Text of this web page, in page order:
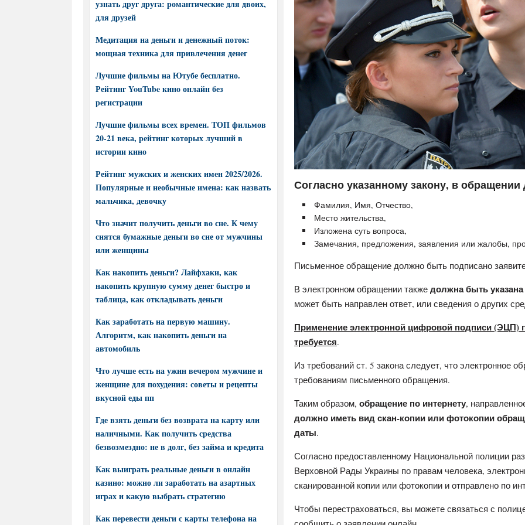
Согласно указанному закону, в
Фамилия, Имя, Отчество,
Место жительства,
Изложена суть вопроса,
Замечания, предложения, заявления или жалобы,
Письменное обращение должно быть подписано
В электронном обращении также должна быть
может быть направлен ответ, или сведения о других
Применение электронной цифровой подписи (ЭЦП)
требуется.
Из требований ст. 5 закона следует, что электронное
требованиям письменного обращения.
Таким образом, обращение по интернету,
должно иметь вид скан-копии или фотокопии
даты.
Согласно предоставленному Национальной полиции
Верховной Рады Украины по правам человека,
сканированной копии или фотокопии и отправлено по
Чтобы перестраховаться, вы можете связаться с
узнать друг друга: романтические для двоих,
для друзей
Медитация на деньги и денежный поток:
мощная техника для привлечения денег
Лучшие фильмы на Ютубе бесплатно.
Рейтинг YouTube кино онлайн без
регистрации
Лучшие фильмы всех времен. ТОП фильмов
20-21 века, рейтинг которых лучший в
истории кино
Рейтинг мужских и женских имен 2025/2026.
Популярные и необычные имена: как назвать
мальчика, девочку
Что значит получить деньги во сне. К чему
снятся бумажные деньги во сне от мужчины
или женщины
Как накопить деньги? Лайфхаки, как
накопить крупную сумму денег быстро и
таблица, как откладывать деньги
Как заработать на первую машину.
Алгоритм, как накопить деньги на
автомобиль
Что лучше есть на ужин вечером мужчине и
женщине для похудения: советы и рецепты
вкусной еды пп
Где взять деньги без возврата на карту или
наличными. Как получить средства
безвозмездно: не в долг, без займа и кредита
Как выиграть реальные деньги в онлайн
казино: можно ли заработать на азартных
играх и какую выбрать стратегию
Как перевести деньги с карты телефона на